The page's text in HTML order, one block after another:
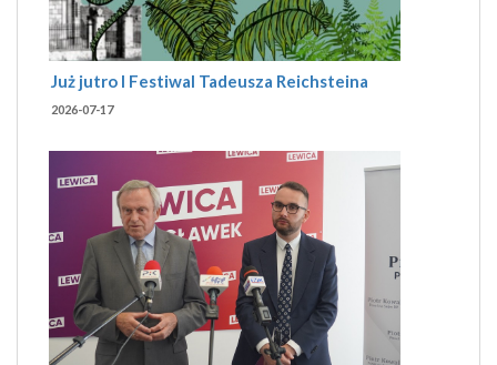
Już jutro I Festiwal Tadeusza Reichsteina
2026-07-17